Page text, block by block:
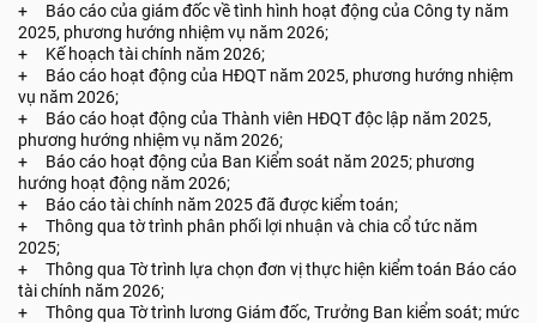
+ Báo cáo của giám đốc về tình hình hoạt động của Công ty năm
2025, phương hướng nhiệm vụ năm 2026;
+ Kế hoạch tài chính năm 2026;
+ Báo cáo hoạt động của HĐQT năm 2025, phương hướng nhiệm
vụ năm 2026;
+ Báo cáo hoạt động của Thành viên HĐQT độc lập năm 2025,
phương hướng nhiệm vụ năm 2026;
+ Báo cáo hoạt động của Ban Kiểm soát năm 2025; phương
hướng hoạt động năm 2026;
+ Báo cáo tài chính năm 2025 đã được kiểm toán;
+ Thông qua tờ trình phân phối lợi nhuận và chia cổ tức năm
2025;
+ Thông qua Tờ trình lựa chọn đơn vị thực hiện kiểm toán Báo cáo
tài chính năm 2026;
+ Thông qua Tờ trình lương Giám đốc, Trưởng Ban kiểm soát; mức